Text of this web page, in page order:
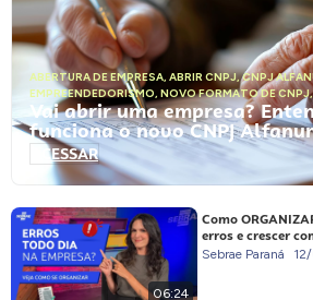
ABERTURA DE EMPRESA, ABRIR CNPJ,CNPJ
EMPREENDEDORISMO, NOVO FORMATO DE CNPJ
Vai abrir uma empresa?
funciona o novo CNPJ
ACESSAR
06:24
Como
erros e crescer
Sebrae Paraná